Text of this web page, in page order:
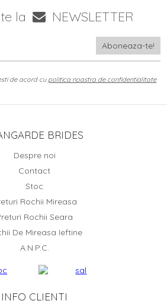
la NEWSLETTER
de acord cu politica noastra de confidentialitate
BRIDES
Despre noi
Contact
Stoc
Rochii Mireasa
Rochii Seara
De Mireasa Ieftine
A.N.P.C.
INFO CLIENTI